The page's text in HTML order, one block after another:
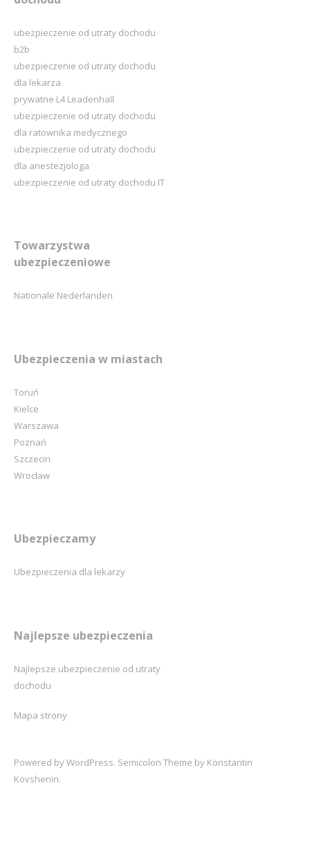
ubezpieczenie od utraty dochodu
b2b
ubezpieczenie od utraty dochodu
dla lekarza
prywatne L4 Leadenhall
ubezpieczenie od utraty dochodu
dla ratownika medycznego
ubezpieczenie od utraty dochodu
dla anestezjologa
ubezpieczenie od utraty dochodu IT
Towarzystwa
ubezpieczeniowe
Nationale Nederlanden
Ubezpieczenia w miastach
Toruń
Kielce
Warszawa
Poznań
Szczecin
Wrocław
Ubezpieczamy
Ubezpieczenia dla lekarzy
Najlepsze ubezpieczenia
Najlepsze ubezpieczenie od utraty
dochodu
Mapa strony
Powered byWordPress. Semicolon Theme by Konstantin
Kovshenin.